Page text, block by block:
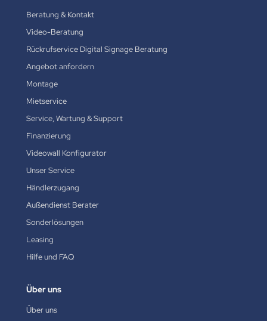
Beratung & Kontakt
Video-Beratung
Rückrufservice Digital Signage Beratung
Angebot anfordern
Montage
Mietservice
Service, Wartung & Support
Finanzierung
Videowall Konfigurator
Unser Service
Händlerzugang
Außendienst Berater
Sonderlösungen
Leasing
Hilfe und FAQ
Über uns
Über uns